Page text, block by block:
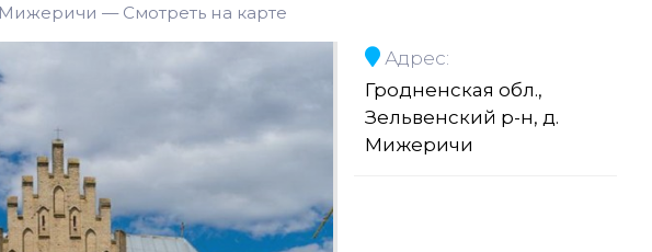
Мижеричи — Смотреть на карте
Адрес:
Гродненская обл.,
Зельвенский р-н, д.
Мижеричи